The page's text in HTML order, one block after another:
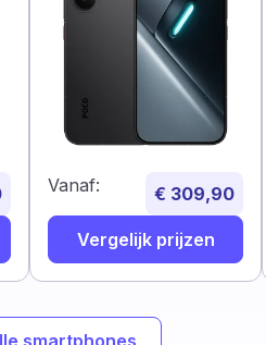
Vanaf: € 309,90
Vergelijk prijzen
smartphones